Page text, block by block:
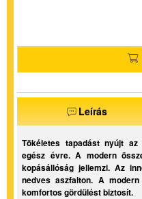
Leírás
Tökéletes tapadást nyújt
egész évre. A modern
kopásállóság jellemzi. Az
nedves aszfalton. A
komfortos gördülést biztosít.